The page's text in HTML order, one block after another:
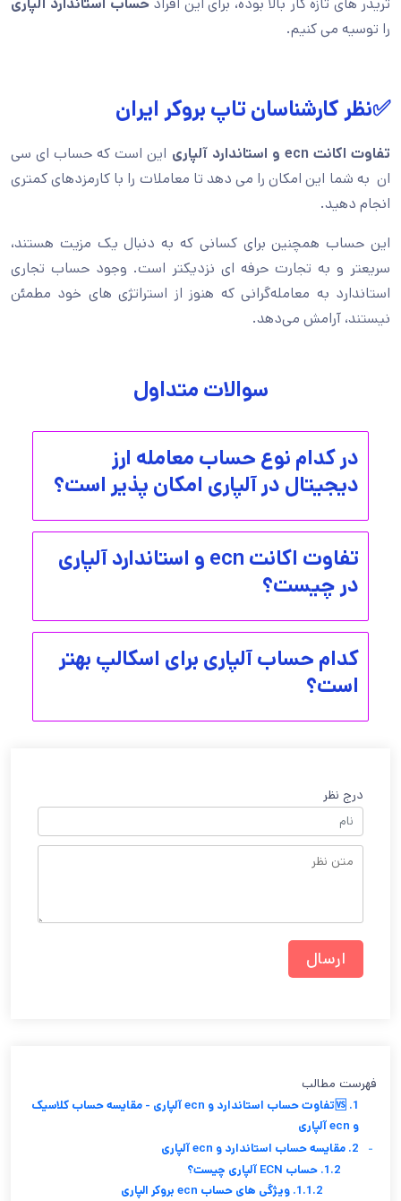
را توسیه می کنیم.
✅نظر کارشناسان تاپ بروکر ایران
تفاوت اکانت ecn و استاندارد آلپاری
این است که حساب ای سی
ان به شما این امکان را می دهد تا معاملات را با کارمزدهای کمتری
انجام دهید.
این حساب همچنین برای کسانی که به دنبال یک مزیت هستند،
سریعتر و به تجارت حرفه ای نزدیکتر است. وجود حساب تجاری
استاندارد به معامله‌گرانی که هنوز از استراتژی های خود مطمئن
نیستند، آرامش می‌دهد.
سوالات متداول
در کدام نوع حساب معامله ارز
دیجیتال در آلپاری امکان پذیر است؟
تفاوت اکانت ecn و استاندارد آلپاری
در چیست؟
کدام حساب آلپاری برای اسکالپ بهتر
است؟
درج نظر
فهرست مطالب
1. 🆚تفاوت حساب استاندارد و ecn آلپاری - مقایسه حساب کلاسیک
و ecn آلپاری
2. مقایسه حساب استاندارد و ecn آلپاری
-
1.2. حساب ECN آلپاری چیست؟
1.1.2. ویژگی های حساب ecn بروکر الپاری